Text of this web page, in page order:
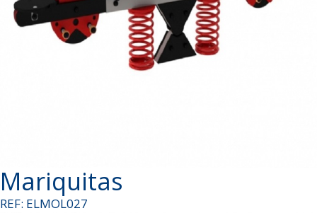
Mariquitas
REF: ELMOL027